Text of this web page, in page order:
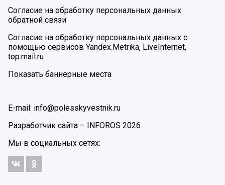
Согласие на обработку персональных данных
обратной связи
Согласие на обработку персональных данных с
помощью сервисов Yandex.Metrika, LiveInternet,
top.mail.ru
Показать баннерные места
E-mail: info@polesskyvestnik.ru
Разработчик сайта – INFOROS 2026
Мы в социальных сетях: